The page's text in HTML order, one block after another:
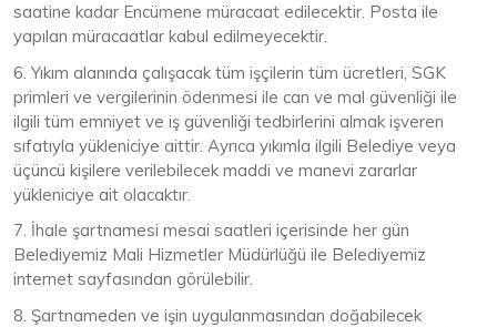
saatine kadar Encümene müracaat edilecektir. Posta ile
yapılan müracaatlar kabul edilmeyecektir.
6. Yıkım alanında çalışacak tüm işçilerin tüm ücretleri, SGK
primleri ve vergilerinin ödenmesi ile can ve mal güvenliği ile
ilgili tüm emniyet ve iş güvenliği tedbirlerini almak işveren
sıfatıyla yükleniciye aittir. Ayrıca yıkımla ilgili Belediye veya
üçüncü kişilere verilebilecek maddi ve manevi zararlar
yükleniciye ait olacaktır.
7. İhale şartnamesi mesai saatleri içerisinde her gün
Belediyemiz Mali Hizmetler Müdürlüğü ile Belediyemiz
internet sayfasından görülebilir.
8. Şartnameden ve işin uygulanmasından doğabilecek